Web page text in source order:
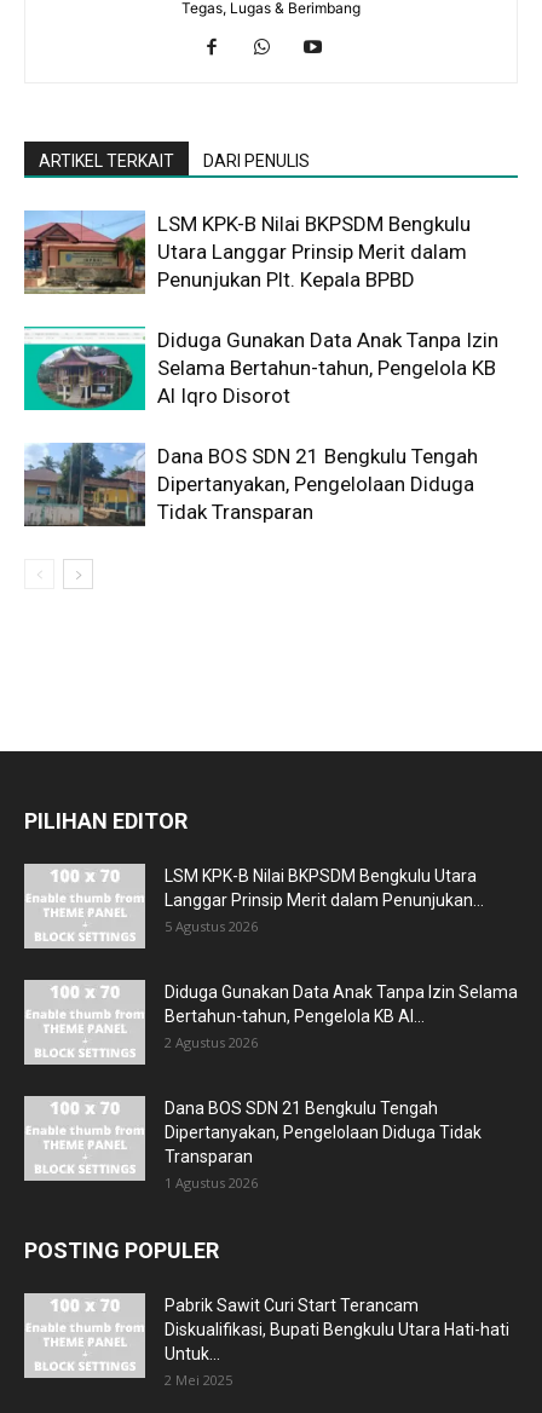
Tegas, Lugas & Berimbang
ARTIKEL TERKAIT DARI PENULIS
LSM KPK-B Nilai BKPSDM Bengkulu
Utara Langgar Prinsip Merit dalam
Penunjukan Plt. Kepala BPBD
Diduga Gunakan Data Anak Tanpa Izin
Selama Bertahun-tahun, Pengelola KB
Al Iqro Disorot
Dana BOS SDN 21 Bengkulu Tengah
Dipertanyakan, Pengelolaan Diduga
Tidak Transparan
PILIHAN EDITOR
LSM KPK-B Nilai BKPSDM Bengkulu Utara
Langgar Prinsip Merit dalam Penunjukan...
5 Agustus 2026
Diduga Gunakan Data Anak Tanpa Izin Selama
Bertahun-tahun, Pengelola KB Al...
2 Agustus 2026
Dana BOS SDN 21 Bengkulu Tengah
Dipertanyakan, Pengelolaan Diduga Tidak
Transparan
1 Agustus 2026
POSTING POPULER
Pabrik Sawit Curi Start Terancam
Diskualifikasi, Bupati Bengkulu Utara Hati-hati
Untuk...
2 Mei 2025